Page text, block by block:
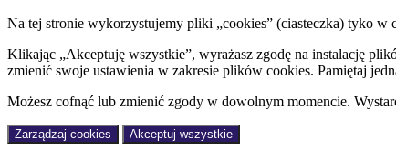
Na tej stronie wykorzystujemy pliki „cookies” (ciasteczka) tyko
Klikając „Akceptuję wszystkie”, wyrażasz zgodę na instalację
zmienić swoje ustawienia w zakresie plików cookies. Pamiętaj
Możesz cofnąć lub zmienić zgody w dowolnym momencie.
Zarządzaj cookies Akceptuj wszystkie